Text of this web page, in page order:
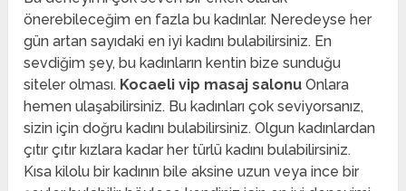
önerebileceğim en fazla bu kadınlar. Neredeyse her
gün artan sayıdaki en iyi kadını bulabilirsiniz. En
sevdiğim şey, bu kadınların kentin bize sunduğu
siteler olması. Kocaeli vip masaj salonu Onlara
hemen ulaşabilirsiniz. Bu kadınları çok seviyorsanız,
sizin için doğru kadını bulabilirsiniz. Olgun kadınlardan
çıtır çıtır kızlara kadar her türlü kadını bulabilirsiniz.
Kısa kilolu bir kadının bile aksine uzun veya ince bir